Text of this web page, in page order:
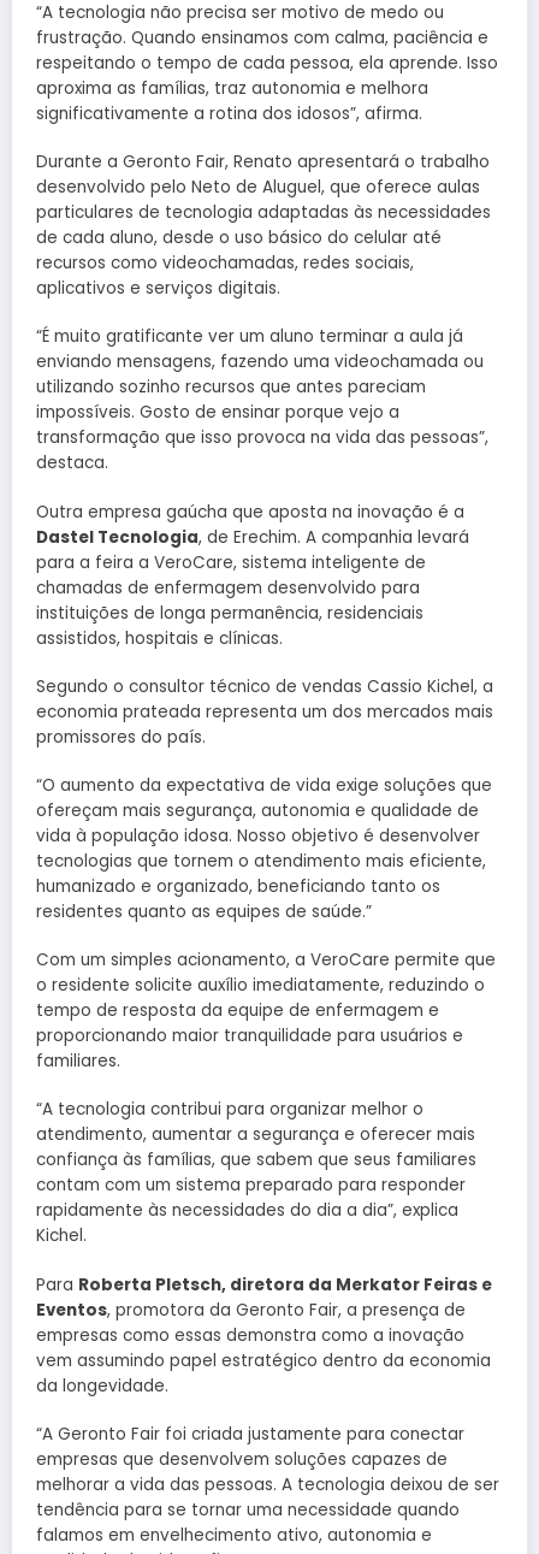
“A tecnologia não precisa ser motivo de medo ou
frustração. Quando ensinamos com calma, paciência e
respeitando o tempo de cada pessoa, ela aprende. Isso
aproxima as famílias, traz autonomia e melhora
significativamente a rotina dos idosos”, afirma.
Durante a Geronto Fair, Renato apresentará o trabalho
desenvolvido pelo Neto de Aluguel, que oferece aulas
particulares de tecnologia adaptadas às necessidades
de cada aluno, desde o uso básico do celular até
recursos como videochamadas, redes sociais,
aplicativos e serviços digitais.
“É muito gratificante ver um aluno terminar a aula já
enviando mensagens, fazendo uma videochamada ou
utilizando sozinho recursos que antes pareciam
impossíveis. Gosto de ensinar porque vejo a
transformação que isso provoca na vida das pessoas”,
destaca.
Outra empresa gaúcha que aposta na inovação é a
Dastel Tecnologia, de Erechim. A companhia levará
para a feira a VeroCare, sistema inteligente de
chamadas de enfermagem desenvolvido para
instituições de longa permanência, residenciais
assistidos, hospitais e clínicas.
Segundo o consultor técnico de vendas Cassio Kichel, a
economia prateada representa um dos mercados mais
promissores do país.
“O aumento da expectativa de vida exige soluções que
ofereçam mais segurança, autonomia e qualidade de
vida à população idosa. Nosso objetivo é desenvolver
tecnologias que tornem o atendimento mais eficiente,
humanizado e organizado, beneficiando tanto os
residentes quanto as equipes de saúde.”
Com um simples acionamento, a VeroCare permite que
o residente solicite auxílio imediatamente, reduzindo o
tempo de resposta da equipe de enfermagem e
proporcionando maior tranquilidade para usuários e
familiares.
“A tecnologia contribui para organizar melhor o
atendimento, aumentar a segurança e oferecer mais
confiança às famílias, que sabem que seus familiares
contam com um sistema preparado para responder
rapidamente às necessidades do dia a dia”, explica
Kichel.
Para Roberta Pletsch, diretora da Merkator Feiras e
Eventos, promotora da Geronto Fair, a presença de
empresas como essas demonstra como a inovação
vem assumindo papel estratégico dentro da economia
da longevidade.
“A Geronto Fair foi criada justamente para conectar
empresas que desenvolvem soluções capazes de
melhorar a vida das pessoas. A tecnologia deixou de ser
tendência para se tornar uma necessidade quando
falamos em envelhecimento ativo, autonomia e